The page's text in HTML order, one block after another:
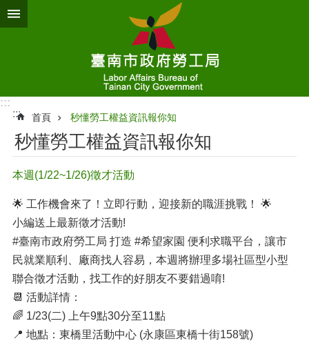
跳到主要內容區塊
:::
:::
首頁 秒懂勞工權益資訊報你知
秒懂勞工權益資訊報你知
本週(1/22~1/26)徵才活動
🌟 工作機會來了！立即行動，迎接新的職涯挑戰！ 🌟
小編送上最新徵才活動!
#臺南市政府勞工局 打造 #希望家園 便利求職平台，讓市
民就業順利、廠商找人容易，本週將辦理多場社區型小型
聯合徵才活動，找工作的好朋友不要錯過唷!
📆 活動詳情：
🌈 1/23(二) 上午9點30分至11點
📍 地點：東橋里活動中心 (永康區東橋十街158號)